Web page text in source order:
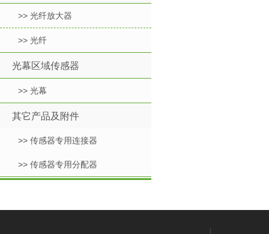
>> 光纤放大器
>> 光纤
光幕区域传感器
>> 光幕
其它产品及附件
>> 传感器专用连接器
>> 传感器专用分配器